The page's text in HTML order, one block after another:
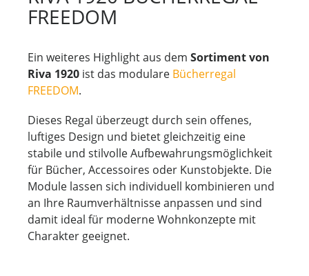
FREEDOM
Ein weiteres Highlight aus dem Sortiment von
Riva 1920 ist das modulare Bücherregal
FREEDOM.
Dieses Regal überzeugt durch sein offenes,
luftiges Design und bietet gleichzeitig eine
stabile und stilvolle Aufbewahrungsmöglichkeit
für Bücher, Accessoires oder Kunstobjekte. Die
Module lassen sich individuell kombinieren und
an Ihre Raumverhältnisse anpassen und sind
damit ideal für moderne Wohnkonzepte mit
Charakter geeignet.